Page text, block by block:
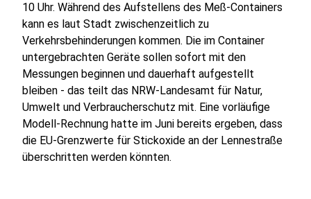
10 Uhr. Während des Aufstellens des Meß-Containers
kann es laut Stadt zwischenzeitlich zu
Verkehrsbehinderungen kommen. Die im Container
untergebrachten Geräte sollen sofort mit den
Messungen beginnen und dauerhaft aufgestellt
bleiben - das teilt das NRW-Landesamt für Natur,
Umwelt und Verbraucherschutz mit. Eine vorläufige
Modell-Rechnung hatte im Juni bereits ergeben, dass
die EU-Grenzwerte für Stickoxide an der Lennestraße
überschritten werden könnten.